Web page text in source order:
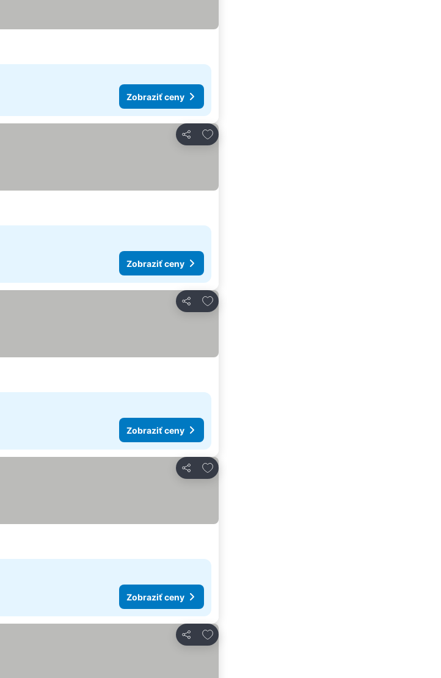
Zobraziť ceny
Zdieľať
Pridať do obľúbených
Zobraziť ceny
Zdieľať
Pridať do obľúbených
Zobraziť ceny
Zdieľať
Pridať do obľúbených
Zobraziť ceny
Zdieľať
Pridať do obľúbených